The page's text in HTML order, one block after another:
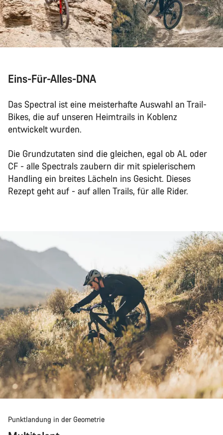
Eins-Für-Alles-DNA
Das Spectral ist eine meisterhafte Auswahl an Trail-
Bikes, die auf unseren Heimtrails in Koblenz
entwickelt wurden.
Die Grundzutaten sind die gleichen, egal ob AL oder
CF - alle Spectrals zaubern dir mit spielerischem
Handling ein breites Lächeln ins Gesicht. Dieses
Rezept geht auf - auf allen Trails, für alle Rider.
Punktlandung in der Geometrie